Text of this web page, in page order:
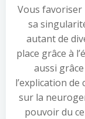
Vous favoriser
sa
autant de
place grâce à
aussi
l’explication
sur la
pouvoir du